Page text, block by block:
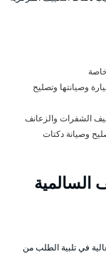
وصيانتها وتصليح
الشفرات والزعانف
وصيانة دكتات
في تلبية الطلب من